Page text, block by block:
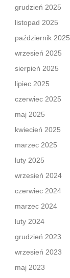
grudzień 2025
listopad 2025
październik 2025
wrzesień 2025
sierpień 2025
lipiec 2025
czerwiec 2025
maj 2025
kwiecień 2025
marzec 2025
luty 2025
wrzesień 2024
czerwiec 2024
marzec 2024
luty 2024
grudzień 2023
wrzesień 2023
maj 2023